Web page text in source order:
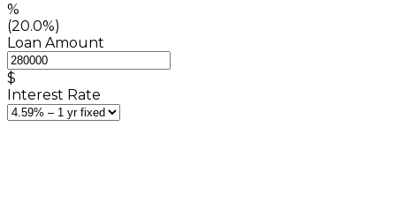
%
(20.0%)
Loan Amount
$
Interest Rate